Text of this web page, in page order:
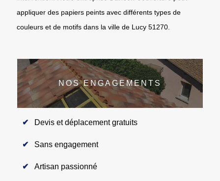
appliquer des papiers peints avec différents types de
couleurs et de motifs dans la ville de Lucy 51270.
NOS ENGAGEMENTS
Devis et déplacement gratuits
Sans engagement
Artisan passionné